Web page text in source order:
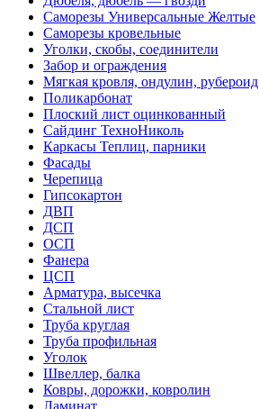
Саморезы Универсальные Желтые
Саморезы кровельные
Уголки, скобы, соединители
Забор и ограждения
Мягкая кровля, ондулин, рубероид
Поликарбонат
Плоский лист оцинкованный
Сайдинг ТехноНиколь
Каркасы Теплиц, парники
Фасады
Черепица
Гипсокартон
ДВП
ДСП
ОСП
Фанера
ЦСП
Арматура, высечка
Стальной лист
Труба круглая
Труба профильная
Уголок
Швеллер, балка
Ковры, дорожки, ковролин
Ламинат